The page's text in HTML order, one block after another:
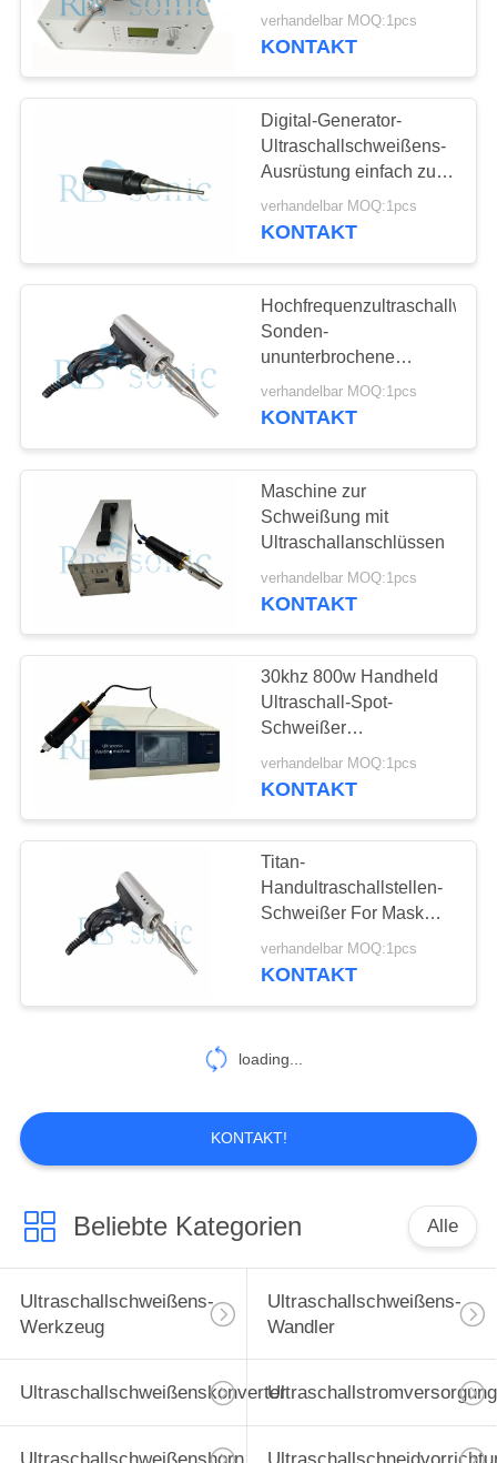
Ultraschallniedriger des
schweißer-800W
verhandelbar MOQ:1pcs
KONTAKT
Digital-Generator-
Ultraschallschweißens-
Ausrüstung einfach zu
benützen
verhandelbar MOQ:1pcs
KONTAKT
Sonden-
ununterbrochene
Verarbeitung
verhandelbar MOQ:1pcs
KONTAKT
Maschine zur
Schweißung mit
Ultraschallanschlüssen
verhandelbar MOQ:1pcs
KONTAKT
30khz 800w Handheld
Ultraschall-Spot-
Schweißer
Hochpräzisions
Ultraschall-Plastik-
verhandelbar MOQ:1pcs
KONTAKT
Titan-
Handultraschallstellen-
Schweißer For Mask
Earloop 35Khz 500w
verhandelbar MOQ:1pcs
KONTAKT
loading...
KONTAKT!
Beliebte Kategorien Alle
Ultraschallschweißens-
Werkzeug
Ultraschallschweißens-
Wandler
UltraschallschweißenskonverterUltraschallstromversorgung